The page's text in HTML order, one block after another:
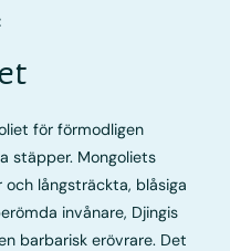
för förmodligen
stäpper. Mongoliets
långsträckta, blåsiga
invånare, Djingis
barbarisk erövrare. Det